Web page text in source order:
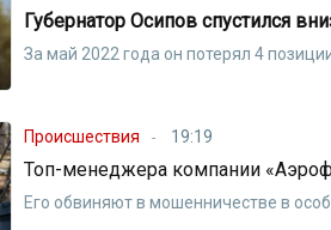
Губернатор Осипов спустился
За май 2022 года он потерял 4
Происшествия 19:19
Топ-менеджера компании
Его обвиняют в мошенничестве в